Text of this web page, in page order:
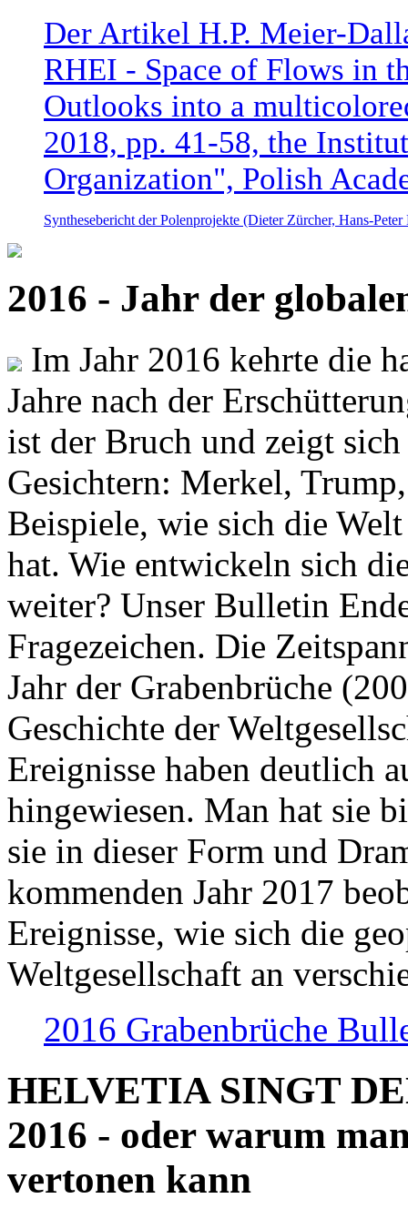
Der Artikel H.P. Meier-
RHEI - Space of Flows in
Outlooks into a
2018, pp. 41-58, the
Organization", Polish
Synthesebericht der Polenprojekte (Dieter Zürcher, Hans-
2016 - Jahr der
Im Jahr 2016 kehrte die
Jahre nach der
ist der Bruch und zeigt
Gesichtern: Merkel,
Beispiele, wie sich die
hat. Wie entwickeln sich
weiter? Unser Bulletin
Fragezeichen. Die
Jahr der Grabenbrüche
Geschichte der
Ereignisse haben deutlich
hingewiesen. Man hat sie
sie in dieser Form und
kommenden Jahr 2017
Ereignisse, wie sich die
Weltgesellschaft an
2016 Grabenbrüche
HELVETIA SINGT
2016 - oder warum
vertonen kann